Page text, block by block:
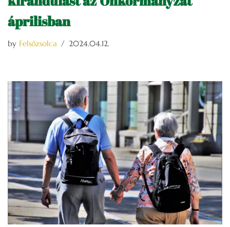
áprilisban
by Felsőzsolca 2024.04.12.